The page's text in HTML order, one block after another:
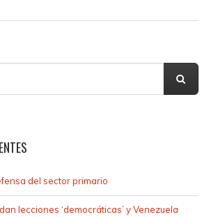
del sector primario
lecciones ‘democráticas’ y Venezuela